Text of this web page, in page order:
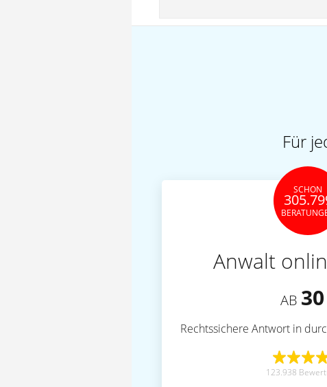
Für
SCHON
Anwalt
AB 30
Rechtssichere Antwort in
123.938